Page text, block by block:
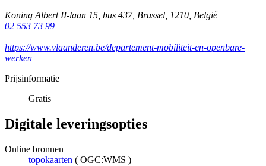
Koning Albert II-laan 15, bus 437, Brussel, 1210, België
02 553 73 99
https://www.vlaanderen.be/departement-mobiliteit-en-openbare-
werken
Prijsinformatie
Gratis
Digitale leveringsopties
Online bronnen
topokaarten ( OGC:WMS )